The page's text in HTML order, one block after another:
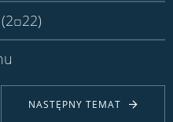
NASTĘPNY TEMAT